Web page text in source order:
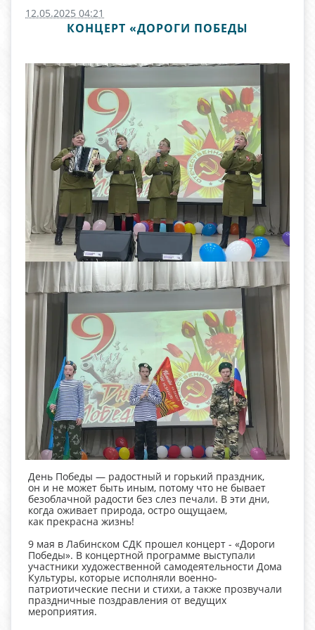
12.05.2025 04:21
КОНЦЕРТ «ДОРОГИ ПОБЕДЫ
День Победы — радостный и горький праздник,
он и не может быть иным, потому что не бывает
безоблачной радости без слез печали. В эти дни,
когда оживает природа, остро ощущаем,
как прекрасна жизнь!
9 мая в Лабинском СДК прошел концерт - «Дороги
Победы». В концертной программе выступали
участники художественной самодеятельности Дома
Культуры, которые исполняли военно-
патриотические песни и стихи, а также прозвучали
праздничные поздравления от ведущих
мероприятия.